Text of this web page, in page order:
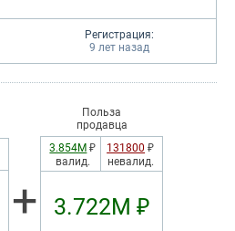
Регистрация:
9 лет назад
+
Польза
продавца
3.854М ₽
валид.
131800 ₽
невалид.
3.722М ₽